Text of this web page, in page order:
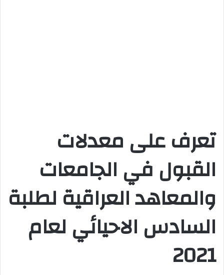
تعرف على معدلات
القبول في الجامعات
والمعاهد العراقية لطلبة
السادس الاحيائي لعام
2021